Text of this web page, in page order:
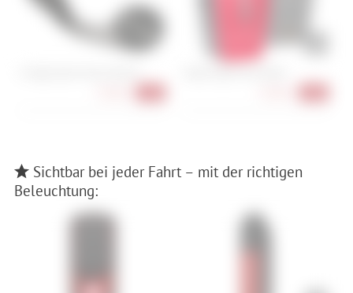
Sichtbar bei jeder Fahrt – mit der richtigen
Beleuchtung: